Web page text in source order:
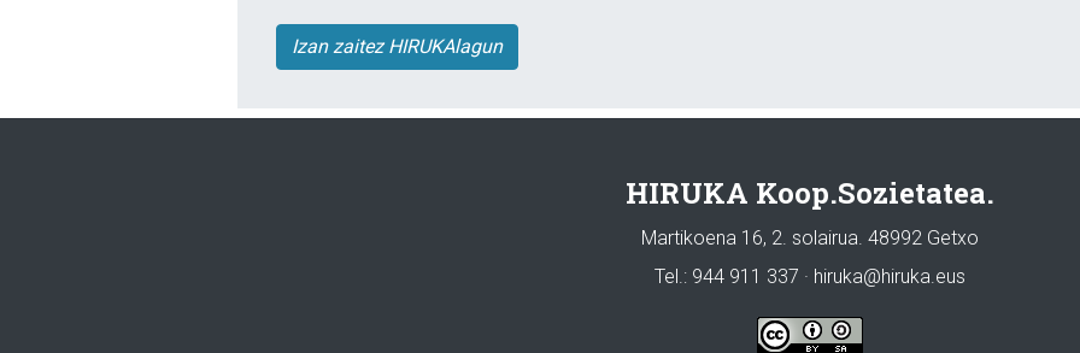
Izan zaitez HIRUKAlagun
HIRUKA Koop.Sozietatea.
Martikoena 16, 2. solairua. 48992 Getxo
Tel.: 944 911 337 · hiruka@hiruka.eus